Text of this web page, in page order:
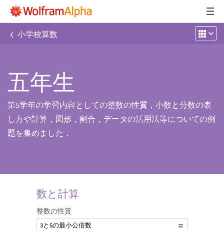
‹ 小学校算数
五年生
第5学年の学習内容としての整数の性質，小数と分数の表
し方や計算，図形，割合，データの活用法等についての例
題を集めました．
数と計算
整数の性質
3と5の最小公倍数